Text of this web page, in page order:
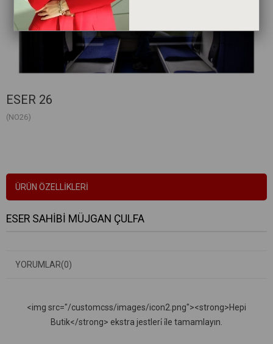
ESER 26
(NO26)
ÜRÜN ÖZELLIKLERI
ESER SAHİBİ MÜJGAN ÇULFA
YORUMLAR(0)
<img src="/customcss/images/icon2.png"><strong>Hepi
Butik</strong> ekstra jestleri̇ i̇le tamamlayın.